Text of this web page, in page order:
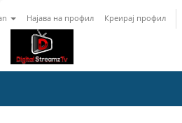
Најава на профил Креирај профил